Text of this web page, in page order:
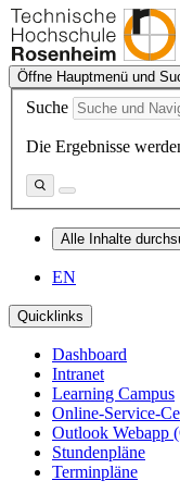
Öffne Hauptmenü und
Suche
Die Ergebnisse
Alle Inhalte
EN
Quicklinks
Dashboard
Intranet
Learning Campus
Online-Service-
Outlook Webapp
Stundenpläne
Terminpläne